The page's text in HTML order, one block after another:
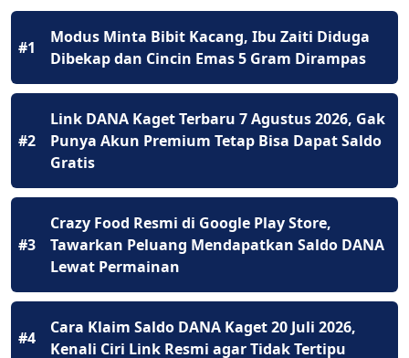
#1
Modus Minta Bibit Kacang, Ibu Zaiti Diduga
Dibekap dan Cincin Emas 5 Gram Dirampas
#2
Link DANA Kaget Terbaru 7 Agustus 2026, Gak
Punya Akun Premium Tetap Bisa Dapat Saldo
Gratis
#3
Crazy Food Resmi di Google Play Store,
Tawarkan Peluang Mendapatkan Saldo DANA
Lewat Permainan
#4
Cara Klaim Saldo DANA Kaget 20 Juli 2026,
Kenali Ciri Link Resmi agar Tidak Tertipu